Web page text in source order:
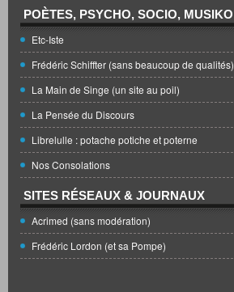
POÈTES, PSYCHO, SOCIO, MUSIKO
Etc-Iste
Frédéric Schiffter (sans beaucoup de qualités)
La Main de Singe (un site au poil)
La Pensée du Discours
Librelulle : potache potiche et poterne
Nos Consolations
SITES RÉSEAUX & JOURNAUX
Acrimed (sans modération)
Frédéric Lordon (et sa Pompe)